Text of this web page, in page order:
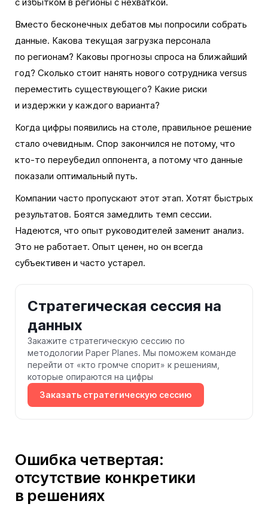
Вместо бесконечных дебатов мы попросили собрать
данные. Какова текущая загрузка персонала
по регионам? Каковы прогнозы спроса на ближайший
год? Сколько стоит нанять нового сотрудника versus
переместить существующего? Какие риски
и издержки у каждого варианта?
Когда цифры появились на столе, правильное решение
стало очевидным. Спор закончился не потому, что
кто-то переубедил оппонента, а потому что данные
показали оптимальный путь.
Компании часто пропускают этот этап. Хотят быстрых
результатов. Боятся замедлить темп сессии.
Надеются, что опыт руководителей заменит анализ.
Это не работает. Опыт ценен, но он всегда
субъективен и часто устарел.
Стратегическая сессия на
данных
Закажите стратегическую сессию по
методологии Paper Planes. Мы поможем команде
перейти от «кто громче спорит» к решениям,
которые опираются на цифры
Заказать стратегическую сессию
Ошибка четвертая:
отсутствие конкретики
в решениях